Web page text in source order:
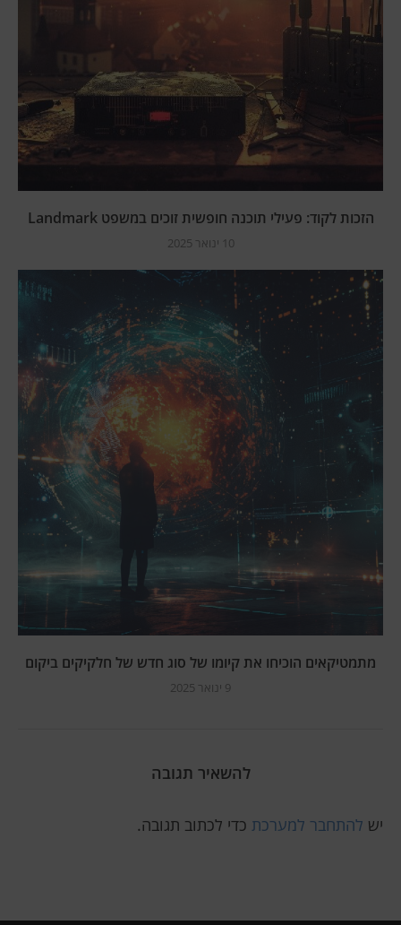
הזכות לקוד: פעילי תוכנה חופשית זוכים במשפט Landmark
10 ינואר 2025
מתמטיקאים הוכיחו את קיומו של סוג חדש של חלקיקים ביקום
9 ינואר 2025
להשאיר תגובה
יש להתחבר למערכת כדי לכתוב תגובה.